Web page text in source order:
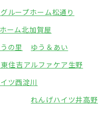
グループホーム松通り
ーム北加賀屋
の里
ゆう＆あい
住吉アルファケア生野
ツ西淀川
れんげハイツ井高野